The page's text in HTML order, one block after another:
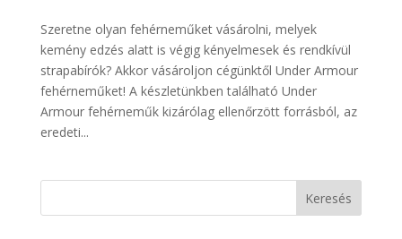
Szeretne olyan fehérneműket vásárolni, melyek
kemény edzés alatt is végig kényelmesek és rendkívül
strapabírók? Akkor vásároljon cégünktől Under Armour
fehérneműket! A készletünkben található Under
Armour fehérneműk kizárólag ellenőrzött forrásból, az
eredeti...